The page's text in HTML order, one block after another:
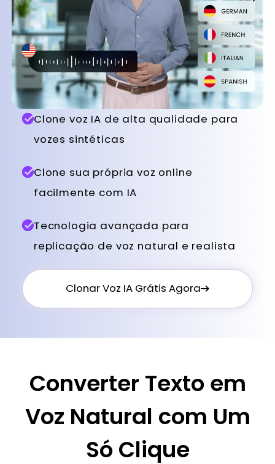
Clone voz IA de alta qualidade para
vozes sintéticas
Clone sua própria voz online
facilmente com IA
Tecnologia avançada para
replicação de voz natural e realista
Clonar Voz IA Grátis Agora
Converter Texto em
Voz Natural com Um
Só Clique